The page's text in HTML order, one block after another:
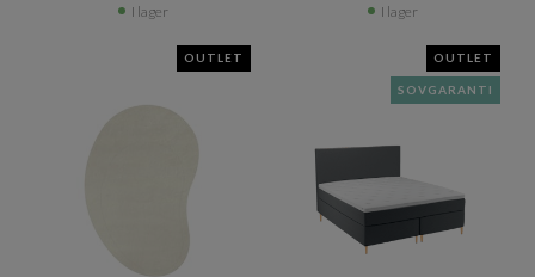
I lager I lager
OUTLET OUTLET
SOVGARANTI